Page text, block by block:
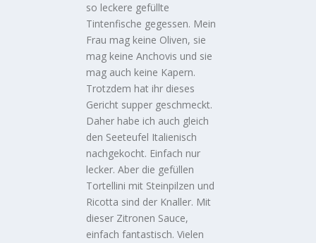
so leckere gefüllte
Tintenfische gegessen. Mein
Frau mag keine Oliven, sie
mag keine Anchovis und sie
mag auch keine Kapern.
Trotzdem hat ihr dieses
Gericht supper geschmeckt.
Daher habe ich auch gleich
den Seeteufel Italienisch
nachgekocht. Einfach nur
lecker. Aber die gefüllen
Tortellini mit Steinpilzen und
Ricotta sind der Knaller. Mit
dieser Zitronen Sauce,
einfach fantastisch. Vielen